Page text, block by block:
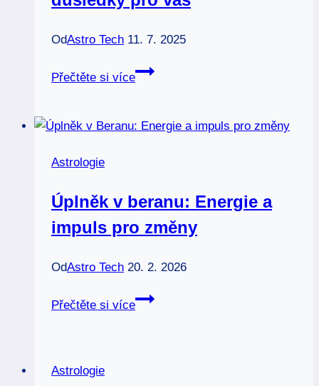
OdAstro Tech 11. 7. 2025
Přečtěte si více
Zatmění
důsledky
Astrologie
Úplněk v beranu: Energie a
impuls pro změny
OdAstro Tech 20. 2. 2026
Přečtěte si více
Úplněk
Astrologie